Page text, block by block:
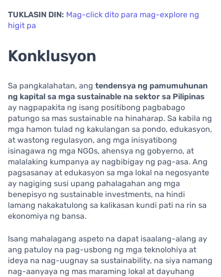
TUKLASIN DIN: Mag-click dito para mag-explore ng
higit pa
Konklusyon
Sa pangkalahatan, ang tendensya ng pamumuhunan
ng kapital sa mga sustainable na sektor sa Pilipinas
ay nagpapakita ng isang positibong pagbabago
patungo sa mas sustainable na hinaharap. Sa kabila ng
mga hamon tulad ng kakulangan sa pondo, edukasyon,
at wastong regulasyon, ang mga inisyatibong
isinagawa ng mga NGOs, ahensya ng gobyerno, at
malalaking kumpanya ay nagbibigay ng pag-asa. Ang
pagsasanay at edukasyon sa mga lokal na negosyante
ay nagiging susi upang pahalagahan ang mga
benepisyo ng sustainable investments, na hindi
lamang nakakatulong sa kalikasan kundi pati na rin sa
ekonomiya ng bansa.
Isang mahalagang aspeto na dapat isaalang-alang ay
ang patuloy na pag-usbong ng mga teknolohiya at
ideya na nag-uugnay sa sustainability, na siya namang
nag-aanyaya ng mas maraming lokal at dayuhang